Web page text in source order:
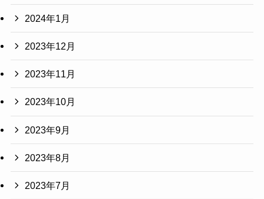
2024年1月
2023年12月
2023年11月
2023年10月
2023年9月
2023年8月
2023年7月